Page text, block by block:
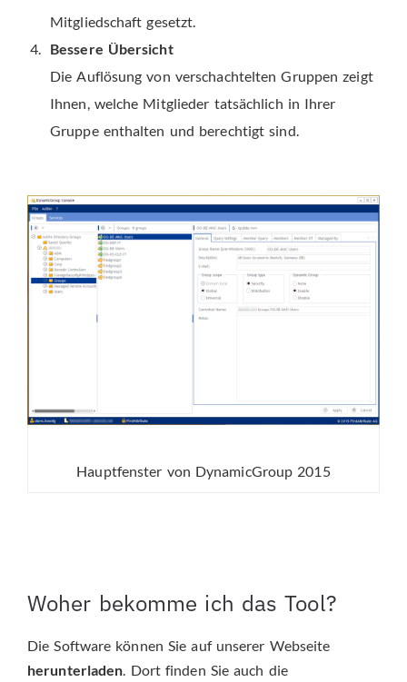
Mitgliedschaft gesetzt.
Bessere Übersicht
Die Auflösung von verschachtelten Gruppen zeigt
Ihnen, welche Mitglieder tatsächlich in Ihrer
Gruppe enthalten und berechtigt sind.
Hauptfenster von DynamicGroup 2015
Woher bekomme ich das Tool?
Die Software können Sie auf unserer Webseite
herunterladen. Dort finden Sie auch die